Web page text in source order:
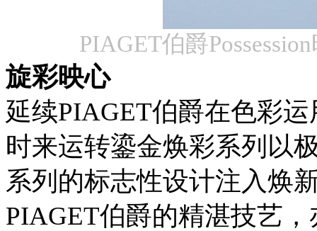
PIAGET伯爵
旋彩映心
延续PIAGET伯爵在色彩
时来运转鎏金焕彩系列以
系列的标志性设计注入焕
PIAGET伯爵的精湛技艺